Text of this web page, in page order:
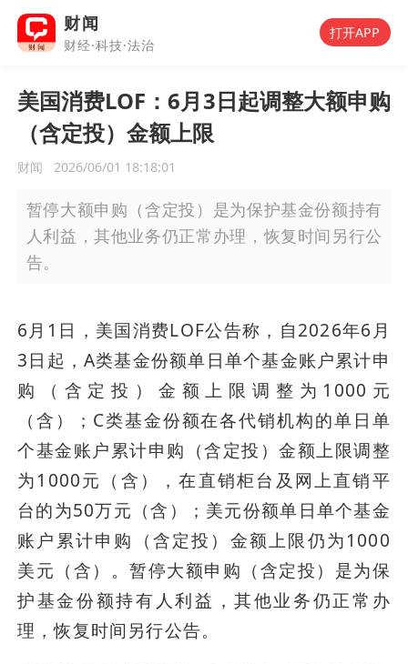
财闻
财经·科技·法治
打开APP
美国消费LOF：6月3日起调整大额申购
（含定投）金额上限
财闻 2026/06/01 18:18:01
暂停大额申购（含定投）是为保护基金份额持有
人利益，其他业务仍正常办理，恢复时间另行公
告。
6月1日，美国消费LOF公告称，自2026年6月
3日起，A类基金份额单日单个基金账户累计申
购（含定投）金额上限调整为1000元
（含）；C类基金份额在各代销机构的单日单
个基金账户累计申购（含定投）金额上限调整
为1000元（含），在直销柜台及网上直销平
台的为50万元（含）；美元份额单日单个基金
账户累计申购（含定投）金额上限仍为1000
美元（含）。暂停大额申购（含定投）是为保
护基金份额持有人利益，其他业务仍正常办
理，恢复时间另行公告。